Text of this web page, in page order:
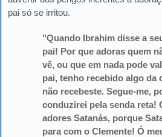
pai só se irritou.
"Quando Ibrahim disse a
pai! Por que adoras quem
vê, ou que em nada pode
pai, tenho recebido algo da
não recebeste. Segue-me,
conduzirei pela senda reta!
adores Satanás, porque
para com o Clemente! Ó